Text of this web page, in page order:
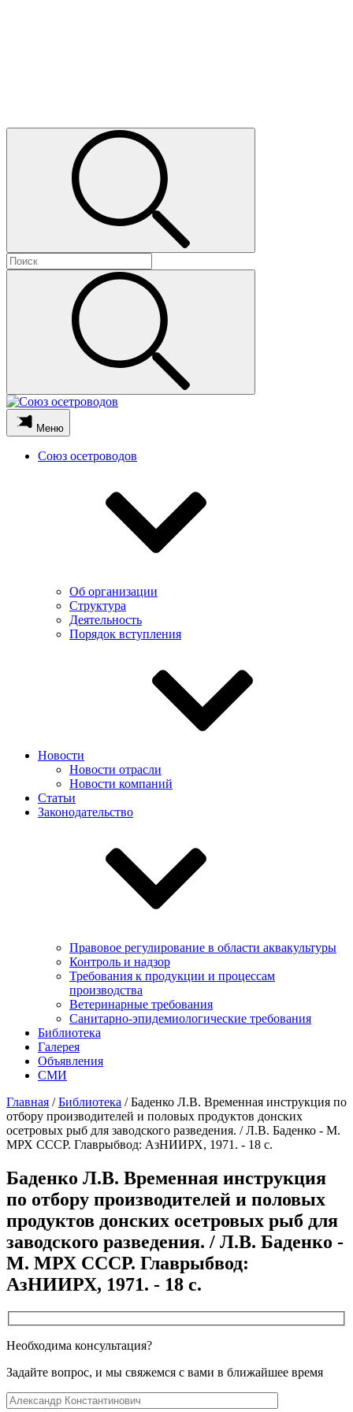
Меню
Союз осетроводов
Об организации
Структура
Деятельность
Порядок вступления
Новости
Новости отрасли
Новости компаний
Статьи
Законодательство
Правовое регулирование в области аквакультуры
Контроль и надзор
Требования к продукции и процессам
производства
Ветеринарные требования
Санитарно-эпидемиологические требования
Библиотека
Галерея
Объявления
СМИ
Главная /Библиотека /Баденко Л.В. Временная инструкция по
отбору производителей и половых продуктов донских
осетровых рыб для заводского разведения. / Л.В. Баденко - М.
МРХ СССР. Главрыбвод: АзНИИРХ, 1971. - 18 с.
Баденко Л.В. Временная инструкция
по отбору производителей и половых
продуктов донских осетровых рыб для
заводского разведения. / Л.В. Баденко -
М. МРХ СССР. Главрыбвод:
АзНИИРХ, 1971. - 18 с.
Необходима консультация?
Задайте вопрос, и мы свяжемся с вами в ближайшее время